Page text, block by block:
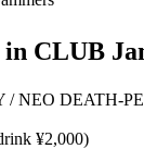
CLUB
/ NEO DEATH-
¥2,000)